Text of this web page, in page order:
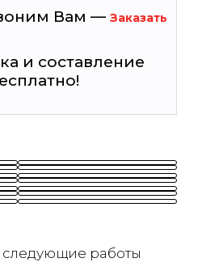
Вам —Заказать
и составление
работы